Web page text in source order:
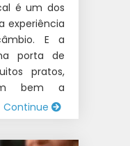
é um dos
experiência
E a
porta de
pratos,
bem a
Continue